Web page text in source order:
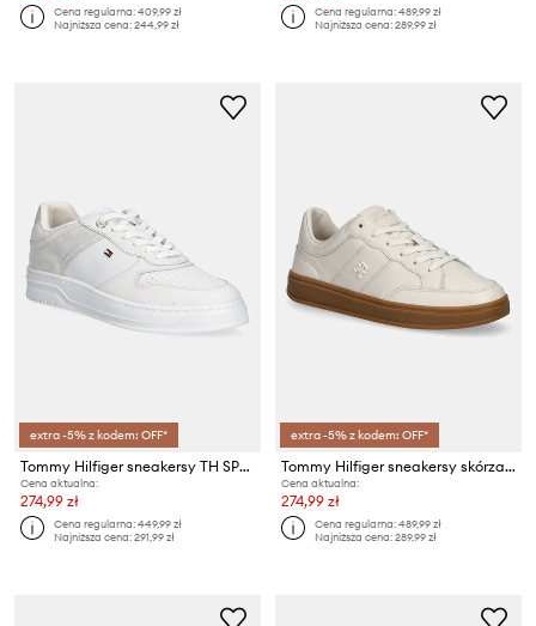
Cena regularna:409,99 zł
Najniższa cena:244,99 zł
Cena regularna:489,99 zł
Najniższa cena:289,99 zł
extra -5% z kodem: OFF*
Tommy Hilfiger sneakersy TH SPORTY CUPSOLE TUMBLED LTR
Cena aktualna:
274,99 zł
Cena regularna:449,99 zł
Najniższa cena:291,99 zł
extra -5% z kodem: OFF*
Tommy Hilfiger sneakersy skórzane TH HERITAGE COURT SNEAKER LTR
Cena aktualna:
274,99 zł
Cena regularna:489,99 zł
Najniższa cena:289,99 zł